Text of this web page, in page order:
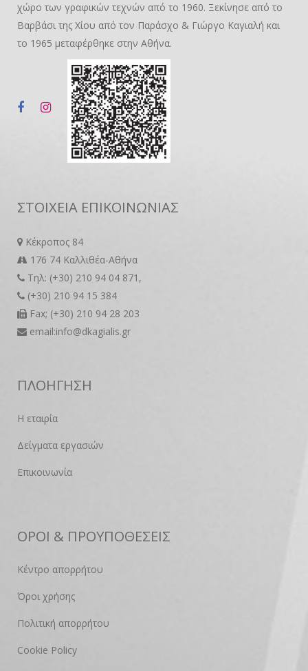
χώρο των γραφικών τεχνών από το 1960. Ξεκίνησε από το
Βαρβάσι της Χίου από τον Παράσχο & Γιώργο Καγιαλή και
το 1965 μεταφέρθηκε στην Αθήνα.
ΣΤΟΙΧΕΙΑ ΕΠΙΚΟΙΝΩΝΙΑΣ
Κέκροπος 84
176 74 Καλλιθέα-Αθήνα
Τηλ: (+30) 210 94 04 871,
(+30) 210 94 15 384
Fax; (+30) 210 94 28 203
email:info@dkagialis.gr
ΠΛΟΗΓΗΣΗ
Η εταιρία
Δείγματα εργασιών
Επικοινωνία
ΟΡΟΙ & ΠΡΟΥΠΟΘΕΣΕΙΣ
Κέντρο απορρήτου
Όροι χρήσης
Πολιτική απορρήτου
Cookie Policy